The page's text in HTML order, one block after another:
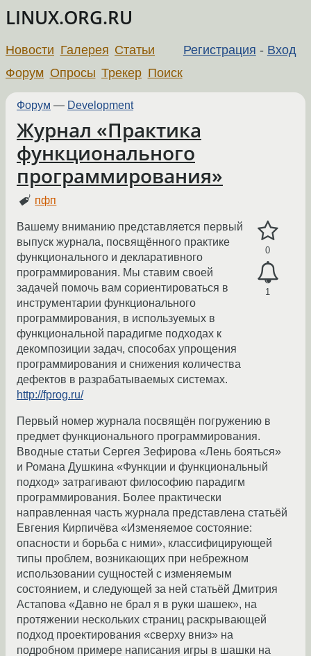
LINUX.ORG.RU
Регистрация - Вход
Новости Галерея Статьи
Форум Опросы Трекер Поиск
Форум — Development
Журнал «Практика
функционального
программирования»
пфп
0
1
Вашему вниманию представляется первый
выпуск журнала, посвящённого практике
функционального и декларативного
программирования. Мы ставим своей
задачей помочь вам сориентироваться в
инструментарии функционального
программирования, в используемых в
функциональной парадигме подходах к
декомпозиции задач, способах упрощения
программирования и снижения количества
дефектов в разрабатываемых системах.
http://fprog.ru/
Первый номер журнала посвящён погружению в
предмет функционального программирования.
Вводные статьи Сергея Зефирова «Лень бояться»
и Романа Душкина «Функции и функциональный
подход» затрагивают философию парадигм
программирования. Более практически
направленная часть журнала представлена статьёй
Евгения Кирпичёва «Изменяемое состояние:
опасности и борьба с ними», классифицирующей
типы проблем, возникающих при небрежном
использовании сущностей с изменяемым
состоянием, и следующей за ней статьёй Дмитрия
Астапова «Давно не брал я в руки шашек», на
протяжении нескольких страниц раскрывающей
подход проектирования «сверху вниз» на
подробном примере написания игры в шашки на